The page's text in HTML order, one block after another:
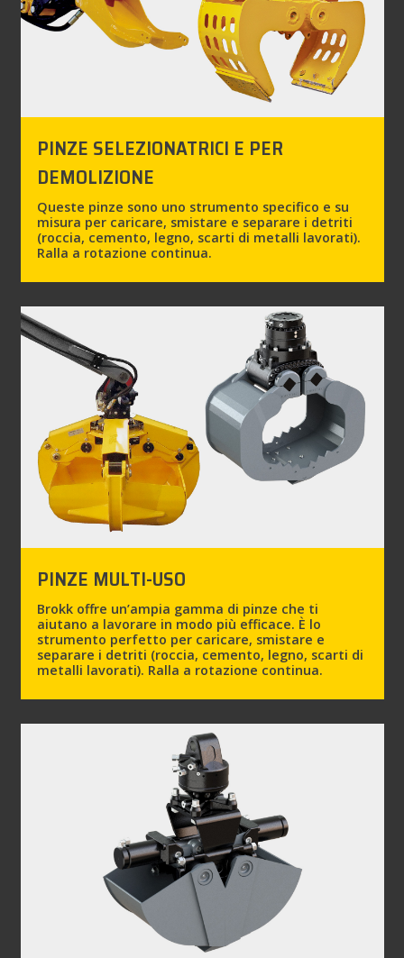
PINZE SELEZIONATRICI E PER
DEMOLIZIONE
Queste pinze sono uno strumento specifico e su
misura per caricare, smistare e separare i detriti
(roccia, cemento, legno, scarti di metalli lavorati).
Ralla a rotazione continua.
PINZE MULTI-USO
Brokk offre un’ampia gamma di pinze che ti
aiutano a lavorare in modo più efficace. È lo
strumento perfetto per caricare, smistare e
separare i detriti (roccia, cemento, legno, scarti di
metalli lavorati). Ralla a rotazione continua.